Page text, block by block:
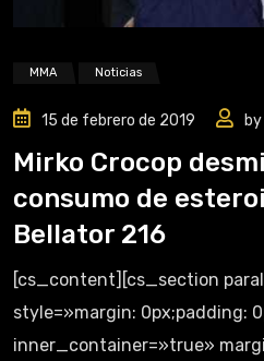
MMA Noticias
15 de febrero de 2019 by
Mirko Crocop
consumo de
Bellator 216
[cs_content][cs_section
style=»margin: 0px;padding:
inner_container=»true»